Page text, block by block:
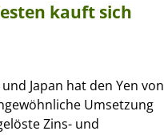
kauft sich
Japan hat den Yen von
Umsetzung
Zins- und